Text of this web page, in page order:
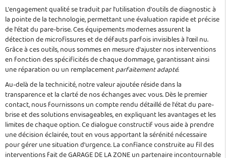
L'engagement qualité se traduit par l'utilisation d'outils de diagnostic à
la pointe de la technologie, permettant une évaluation rapide et précise
de l'état du pare-brise. Ces équipements modernes assurent la
détection de microfissures et de défauts parfois invisibles à l'œil nu.
Grâce à ces outils, nous sommes en mesure d'ajuster nos interventions
en fonction des spécificités de chaque dommage, garantissant ainsi
une réparation ou un remplacementparfaitement adapté.
Au-delà de la technicité, notre valeur ajoutée réside dans la
transparence et la clarté de nos échanges avec vous. Dès le premier
contact, nous fournissons un compte rendu détaillé de l'état du pare-
brise et des solutions envisageables, en expliquant les avantages et les
limites de chaque option. Ce dialogue constructif vous aide à prendre
une décision éclairée, tout en vous apportant la sérénité nécessaire
pour gérer une situation d'urgence. La confiance construite au fil des
interventions fait de GARAGE DE LA ZONE un partenaire incontournable